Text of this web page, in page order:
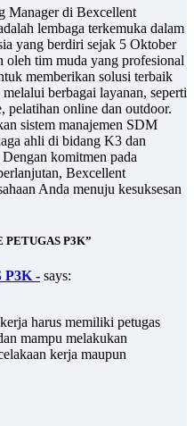
Manager di Bexcellent
lembaga terkemuka dalam
yang berdiri sejak 5 Oktober
tim muda yang profesional
memberikan solusi terbaik
berbagai layanan, seperti
pelatihan online dan outdoor.
sistem manajemen SDM
ahli di bidang K3 dan
komitmen pada
Bexcellent
Anda menuju kesuksesan
PETUGAS P3K”
P3K - says:
harus memiliki petugas
mampu melakukan
kerja maupun